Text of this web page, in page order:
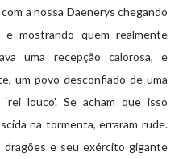
a nossa Daenerys chegando
mostrando quem realmente
uma recepção calorosa, e
um povo desconfiado de uma
louco’. Se acham que isso
na tormenta, erraram rude.
dragões e seu exército gigante